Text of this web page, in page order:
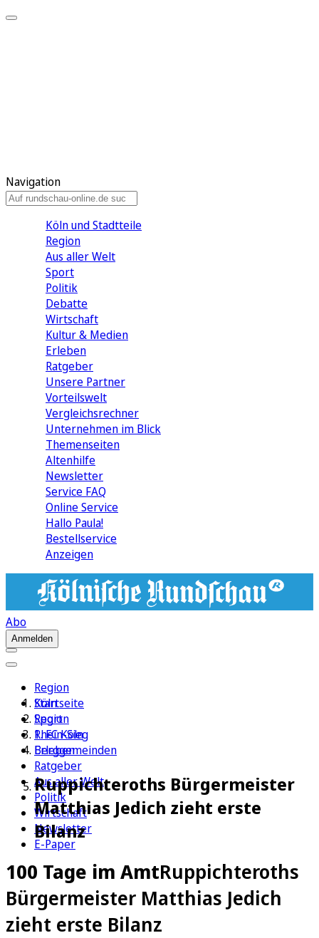
Navigation
Köln und Stadtteile
Region
Aus aller Welt
Sport
Politik
Debatte
Wirtschaft
Kultur & Medien
Erleben
Ratgeber
Unsere Partner
Vorteilswelt
Vergleichsrechner
Unternehmen im Blick
Themenseiten
Altenhilfe
Newsletter
Service FAQ
Online Service
Hallo Paula!
Bestellservice
Anzeigen
Abo
Anmelden
Region
Köln
Sport
1. FC Köln
Erleben
Ratgeber
Aus aller Welt
Politik
Wirtschaft
Newsletter
E-Paper
Startseite
Region
Rhein-Sieg
Berggemeinden
Ruppichteroths Bürgermeister
Matthias Jedich zieht erste
Bilanz
100 Tage im AmtRuppichteroths
Bürgermeister Matthias Jedich
zieht erste Bilanz